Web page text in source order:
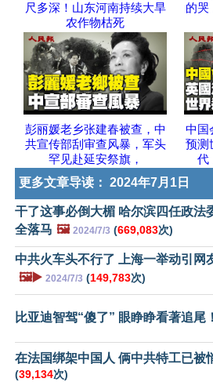
尺多深！山东河南持续大旱
农作物枯死
的
彭丽媛老乡张建春被查，中
共宣传部刮审查风暴，军头
罕见赴延安祭旗，
中国
预测
代
更多文章导读： 2024年7月1日
干了这事必倒大楣 哈尔滨四任政法
全落马 🖼️ 2024/7/3 (669,083次)
中共火车头不行了 上海一举动引网
🖼️▶️ 2024/7/3 (149,783次)
比亚迪智驾“傻了” 眼睁睁看著追尾！
在法国绑架中国人 俩中共特工已被
(39,134次)